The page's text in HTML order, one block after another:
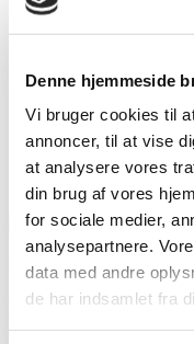
Denne hjemmeside
Vi bruger cookies til
annoncer, til at vise
at analysere vores
din brug af vores
for sociale medier,
analysepartnere.
data med andre
de har indsamlet fra
Nyheder
Kundeområde
Kontakt
LinkedIn
Mød Danni